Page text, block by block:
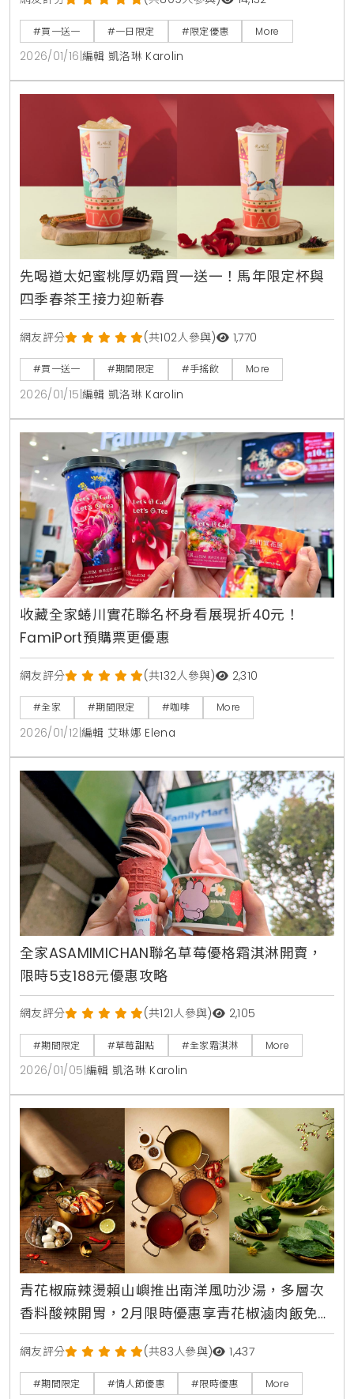
製珍珠，打造溫潤口感。民眾可透過官方LINE或都可訂
平台領券，兩杯僅需70元，是寒冬暖身與辦公室下午茶
的超值選擇。
#買一送一 #一日限定 #限定優惠 More
2026/01/16 編輯 凱洛琳 Karolin
先喝道太妃蜜桃厚奶霜買一送一！馬年限定杯與
四季春茶王接力迎新春
網友評分 (共102人參與) 1,770
#買一送一 #期間限定 #手搖飲 More
2026/01/15 編輯 凱洛琳 Karolin
收藏全家蜷川實花聯名杯身看展現折40元！
FamiPort預購票更優惠
網友評分 (共132人參與) 2,310
#全家 #期間限定 #咖啡 More
2026/01/12 編輯 艾琳娜 Elena
全家ASAMIMICHAN聯名草莓優格霜淇淋開賣，
限時5支188元優惠攻略
網友評分 (共121人參與) 2,105
#期間限定 #草莓甜點 #全家霜淇淋 More
2026/01/05 編輯 凱洛琳 Karolin
青花椒麻辣燙賴山嶼推出南洋風叻沙湯，多層次
香料酸辣開胃，2月限時優惠享青花椒滷肉飯免費
升級，滿額288元再拿限量生活好物
網友評分 (共83人參與) 1,437
#期間限定 #情人節優惠 #限時優惠 More